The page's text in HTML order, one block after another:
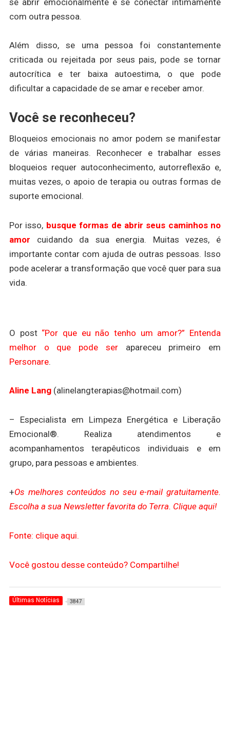
com outra pessoa.
Além disso, se uma pessoa foi constantemente
criticada ou rejeitada por seus pais, pode se tornar
autocrítica e ter baixa autoestima, o que pode
dificultar a capacidade de se amar e receber amor.
Você se reconheceu?
Bloqueios emocionais no amor podem se manifestar
de várias maneiras. Reconhecer e trabalhar esses
bloqueios requer autoconhecimento, autorreflexão e,
muitas vezes, o apoio de terapia ou outras formas de
suporte emocional.
Por isso, busque formas de abrir seus caminhos no
amor cuidando da sua energia. Muitas vezes, é
importante contar com ajuda de outras pessoas. Isso
pode acelerar a transformação que você quer para sua
vida.
O post “Por que eu não tenho um amor?” Entenda
melhor o que pode serapareceu primeiro em
Personare.
Aline Lang(alinelangterapias@hotmail.com)
– Especialista em Limpeza Energética e Liberação
Emocional®. Realiza atendimentos e
acompanhamentos terapêuticos individuais e em
grupo, para pessoas e ambientes.
+Os melhores conteúdos no seu e-mail gratuitamente.
Escolha a sua Newsletter favorita do Terra. Clique aqui!
Fonte: clique aqui.
Você gostou desse conteúdo? Compartilhe!
Últimas Notícias 3847